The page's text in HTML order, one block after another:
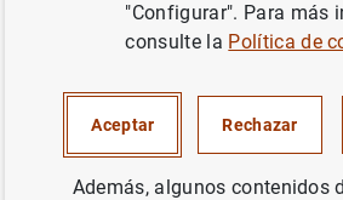
Áreas de actuación Análisis
"Configurar". Para más
consulte la Política de
Aceptar Rechazar
Además, algunos contenidos